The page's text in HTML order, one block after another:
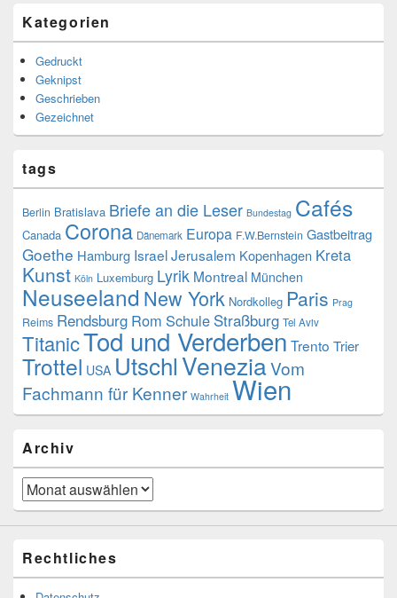
Kategorien
Gedruckt
Geknipst
Geschrieben
Gezeichnet
tags
Berlin Bratislava Briefe an die Leser Bundestag Cafés
Canada Corona Dänemark Europa F.W.Bernstein Gastbeitrag
Goethe Hamburg IsraelJerusalem Kopenhagen Kreta
Kunst Köln Luxemburg Lyrik Montreal München
Neuseeland New York Nordkolleg Paris Prag
Reims Rendsburg Rom Schule Straßburg Tel Aviv
TitanicTod und Verderben Trento Trier
Trottel USA UtschlVeneziaVom
Fachmann für Kenner Wahrheit Wien
Archiv
Archiv
Rechtliches